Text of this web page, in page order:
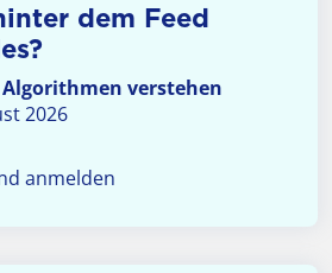
dem Feed
Algorithmen verstehen
2026
anmelden